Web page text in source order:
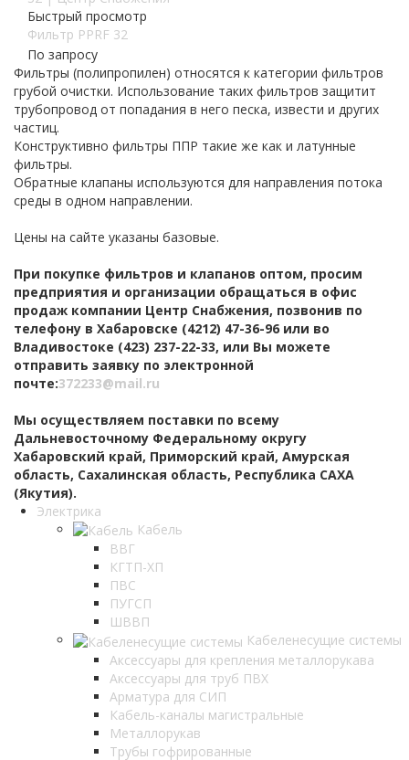
Быстрый просмотр
Фильтр PPRF 32
По запросу
Фильтры (полипропилен) относятся к категории фильтров
грубой очистки. Использование таких фильтров защитит
трубопровод от попадания в него песка, извести и других
частиц.
Конструктивно фильтры ППР такие же как и латунные
фильтры.
Обратные клапаны используются для направления потока
среды в одном направлении.
Цены на сайте указаны базовые.
При покупке фильтров и клапанов оптом, просим
предприятия и организации обращаться в офис
продаж компании Центр Снабжения, позвонив по
телефону в Хабаровске (4212) 47-36-96 или во
Владивостоке (423) 237-22-33, или Вы можете
отправить заявку по электронной
почте:372233@mail.ru
Мы осуществляем поставки по всему
Дальневосточному Федеральному округу
Хабаровский край, Приморский край, Амурская
область, Сахалинская область, Республика САХА
(Якутия).
Электрика
Кабель
ВВГ
КГТП-ХП
ПВС
ПУГСП
ШВВП
Кабеленесущие системы
Аксессуары для крепления металлорукава
Аксессуары для труб ПВХ
Арматура для СИП
Кабель-каналы магистральные
Металлорукав
Трубы гофрированные